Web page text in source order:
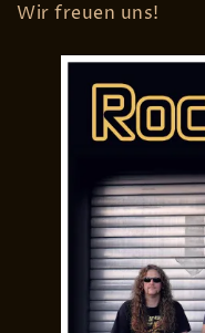
Wir freuen uns!